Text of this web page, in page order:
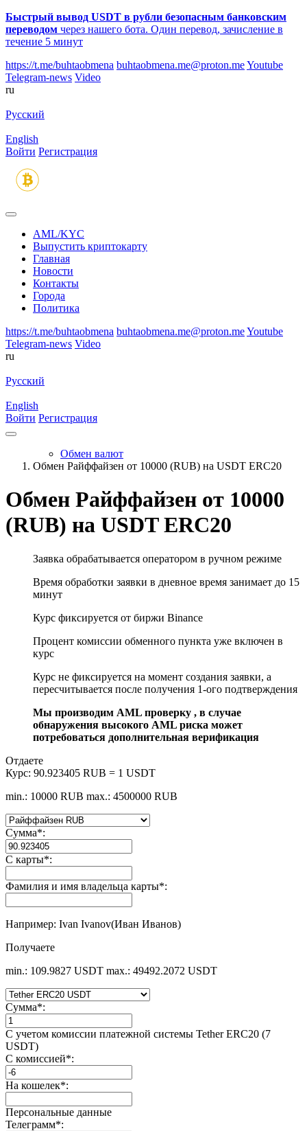
Быстрый вывод USDT в рубли безопасным банковским
переводом через нашего бота. Один перевод, зачисление в
течение 5 минут
https://t.me/buhtaobmena buhtaobmena.me@proton.meYoutube
Telegram-news Video
ru
Русский
English
Войти Регистрация
AML/KYC
Выпустить криптокарту
Главная
Новости
Контакты
Города
Политика
https://t.me/buhtaobmena buhtaobmena.me@proton.meYoutube
Telegram-news Video
ru
Русский
English
Войти Регистрация
Обмен валют
Обмен Райффайзен от 10000 (RUB) на USDT ERC20
Обмен Райффайзен от 10000
(RUB) на USDT ERC20
Заявка обрабатывается оператором в ручном режиме
Время обработки заявки в дневное время занимает до 15
минут
Курс фиксируется от биржи Binance
Процент комиссии обменного пункта уже включен в
курс
Курс не фиксируется на момент создания заявки, а
пересчитывается после получения 1-ого подтверждения
Мы производим AML проверку , в случае
обнаружения высокого AML риска может
потребоваться дополнительная верификация
Отдаете
Курс: 90.923405 RUB = 1 USDT
min.: 10000 RUB max.: 4500000 RUB
Сумма*:
С карты*:
Фамилия и имя владельца карты*:
Например: Ivan Ivanov(Иван Иванов)
Получаете
min.: 109.9827 USDT max.: 49492.2072 USDT
Сумма*:
С учетом комиссии платежной системы Tether ERC20 (7
USDT)
С комиссией*:
На кошелек*:
Персональные данные
Телеграмм*: